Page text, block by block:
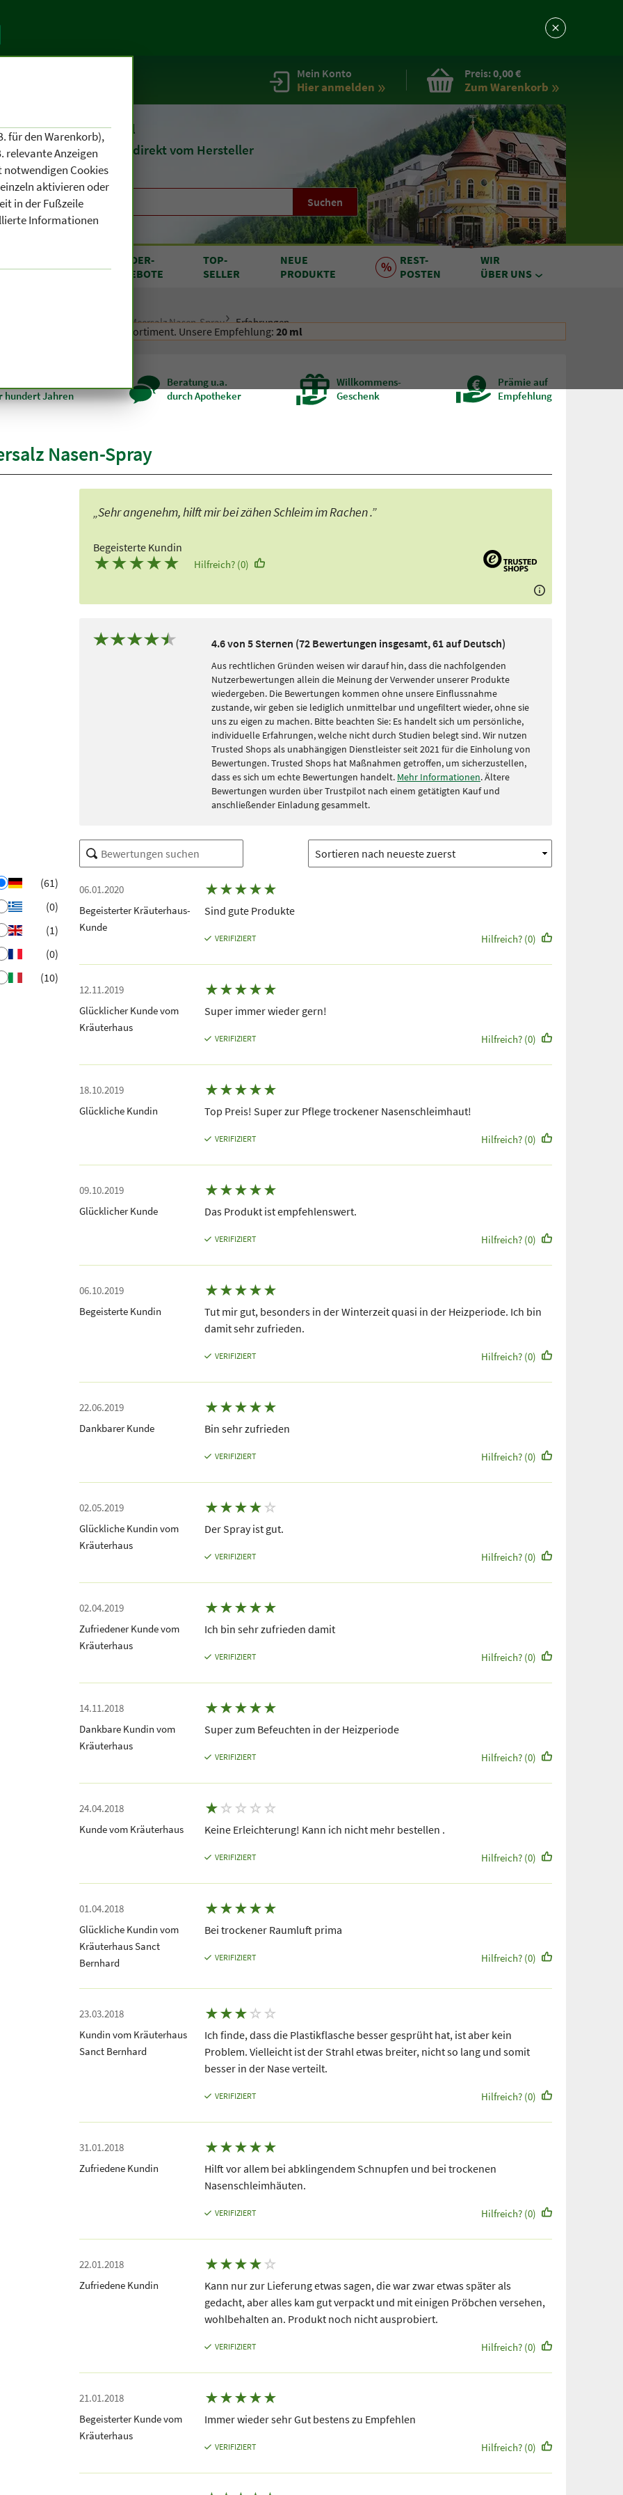
Mein Konto
Hier anmelden
Preis:0,00 €
Zum Warenkorb
1903Naturheilmittel
undKosmetik direkt vom Hersteller
Suchen
A BIS Z
SONDER-
ANGEBOTE
TOP-
SELLER
NEUE
PRODUKTE
REST-
POSTEN
WIR
ÜBER UNS
Meersalz Nasen-Spray Erfahrungen
wir nicht mehr in unserem Sortiment. Unsere Empfehlung: 20 ml
hundert Jahren
Beratung u.a.
durch Apotheker
Willkommens-
Geschenk
Prämie auf
Empfehlung
Nasen-Spray
(61)
(0)
(1)
(0)
(10)
„Sehr angenehm, hilft mir bei zähen Schleim im Rachen .”
Begeisterte Kundin
★★★★★ Hilfreich? (0)
4.6 von 5 Sternen (72 Bewertungen insgesamt, 61 auf Deutsch)
Aus rechtlichen Gründen weisen wir darauf hin, dass die nachfolgenden
Nutzerbewertungen allein die Meinung der Verwender unserer Produkte
wiedergeben. Die Bewertungen kommen ohne unsere Einflussnahme
zustande, wir geben sie lediglich unmittelbar und ungefiltert wieder, ohne sie
uns zu eigen zu machen. Bitte beachten Sie: Es handelt sich um persönliche,
individuelle Erfahrungen, welche nicht durch Studien belegt sind. Wir nutzen
Trusted Shops als unabhängigen Dienstleister seit 2021 für die Einholung von
Bewertungen. Trusted Shops hat Maßnahmen getroffen, um sicherzustellen,
dass es sich um echte Bewertungen handelt. Mehr Informationen. Ältere
Bewertungen wurden über Trustpilot nach einem getätigten Kauf und
anschließender Einladung gesammelt.
06.01.2020
Begeisterter Kräuterhaus-
Kunde
★★★★★
Sind gute Produkte
VERIFIZIERT Hilfreich? (0)
12.11.2019
Glücklicher Kunde vom
Kräuterhaus
★★★★★
Super immer wieder gern!
VERIFIZIERT Hilfreich? (0)
18.10.2019
Glückliche Kundin
★★★★★
Top Preis! Super zur Pflege trockener Nasenschleimhaut!
VERIFIZIERT Hilfreich? (0)
09.10.2019
Glücklicher Kunde
★★★★★
Das Produkt ist empfehlenswert.
VERIFIZIERT Hilfreich? (0)
06.10.2019
Begeisterte Kundin
★★★★★
Tut mir gut, besonders in der Winterzeit quasi in der Heizperiode. Ich bin
damit sehr zufrieden.
VERIFIZIERT Hilfreich? (0)
22.06.2019
Dankbarer Kunde
★★★★★
Bin sehr zufrieden
VERIFIZIERT Hilfreich? (0)
02.05.2019
Glückliche Kundin vom
Kräuterhaus
★★★★ ☆
Der Spray ist gut.
VERIFIZIERT Hilfreich? (0)
02.04.2019
Zufriedener Kunde vom
Kräuterhaus
★★★★★
Ich bin sehr zufrieden damit
VERIFIZIERT Hilfreich? (0)
14.11.2018
Dankbare Kundin vom
Kräuterhaus
★★★★★
Super zum Befeuchten in der Heizperiode
VERIFIZIERT Hilfreich? (0)
24.04.2018
Kunde vom Kräuterhaus
★ ☆ ☆ ☆ ☆
Keine Erleichterung! Kann ich nicht mehr bestellen .
VERIFIZIERT Hilfreich? (0)
01.04.2018
Glückliche Kundin vom
Kräuterhaus Sanct
Bernhard
★★★★★
Bei trockener Raumluft prima
VERIFIZIERT Hilfreich? (0)
23.03.2018
Kundin vom Kräuterhaus
Sanct Bernhard
★★★ ☆ ☆
Ich finde, dass die Plastikflasche besser gesprüht hat, ist aber kein
Problem. Vielleicht ist der Strahl etwas breiter, nicht so lang und somit
besser in der Nase verteilt.
VERIFIZIERT Hilfreich? (0)
31.01.2018
Zufriedene Kundin
★★★★★
Hilft vor allem bei abklingendem Schnupfen und bei trockenen
Nasenschleimhäuten.
VERIFIZIERT Hilfreich? (0)
22.01.2018
Zufriedene Kundin
★★★★ ☆
Kann nur zur Lieferung etwas sagen, die war zwar etwas später als
gedacht, aber alles kam gut verpackt und mit einigen Pröbchen versehen,
wohlbehalten an. Produkt noch nicht ausprobiert.
VERIFIZIERT Hilfreich? (0)
21.01.2018
Begeisterter Kunde vom
Kräuterhaus
★★★★★
Immer wieder sehr Gut bestens zu Empfehlen
VERIFIZIERT Hilfreich? (0)
für den Warenkorb),
relevante Anzeigen
notwendigen Cookies
aktivieren oder
in der Fußzeile
Informationen